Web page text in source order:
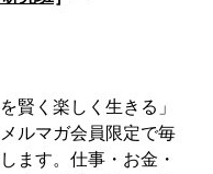
賢く楽しく生きる」
ルマガ会員限定で毎
ます。仕事・お金・